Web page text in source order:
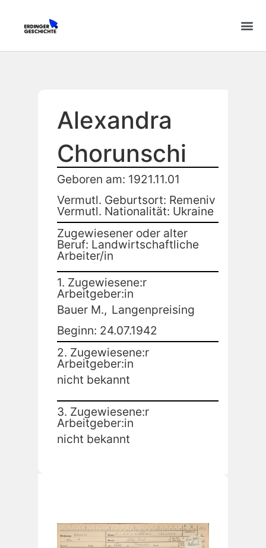
Alexandra
Chorunschi
Geboren am: 1921.11.01
Vermutl. Geburtsort: Remeniv
Vermutl. Nationalität: Ukraine
Zugewiesener oder alter
Beruf: Landwirtschaftliche
Arbeiter/in
1. Zugewiesene:r
Arbeitgeber:in
Bauer M., Langenpreising
Beginn: 24.07.1942
2. Zugewiesene:r
Arbeitgeber:in
nicht bekannt
3. Zugewiesene:r
Arbeitgeber:in
nicht bekannt